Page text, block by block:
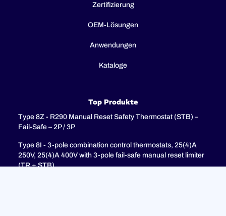
Zertifizierung
OEM-Lösungen
Anwendungen
Kataloge
Top Produkte
Type 8Z - R290 Manual Reset Safety Thermostat (STB) –
Fail-Safe – 2P / 3P
Type 8I - 3-pole combination control thermostats, 25(4)A
250V, 25(4)A 400V with 3-pole fail-safe manual reset limiter
(TR + STB)